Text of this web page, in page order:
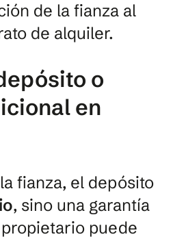
de la fianza al
de alquiler.
o
en
fianza, el depósito
, sino una garantía
puede